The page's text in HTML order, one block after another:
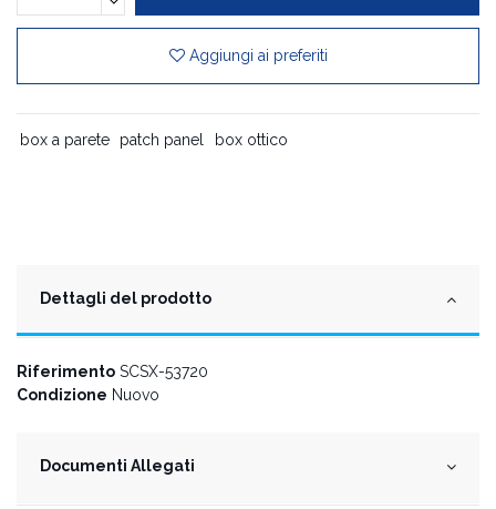
Aggiungi ai preferiti
box a parete patch panel box ottico
Dettagli del prodotto
Riferimento SCSX-53720
Condizione Nuovo
Documenti Allegati